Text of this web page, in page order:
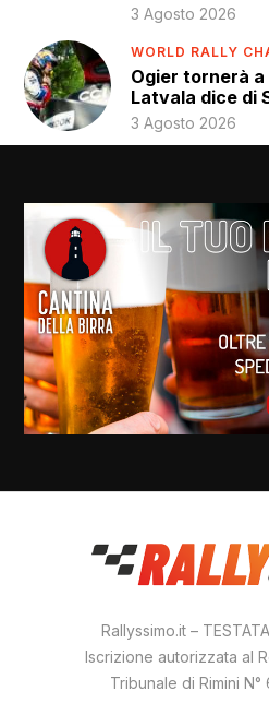
3 Agosto 2026
WORLD RALLY
Ogier tornerà
Latvala dice di
3 Agosto 2026
Rallyssimo.it –
Iscrizione autorizzata al
Tribunale di Rimini N°